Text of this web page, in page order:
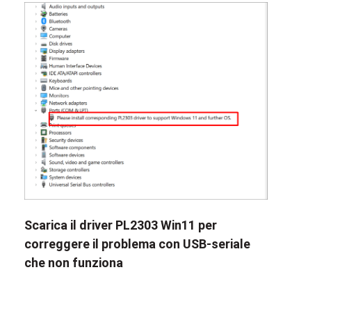
Scarica il driver PL2303 Win11 per
correggere il problema con USB-seriale
che non funziona